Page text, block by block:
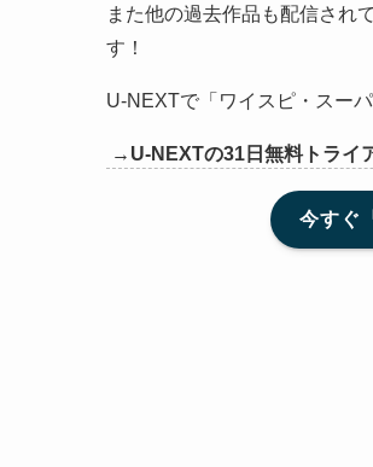
また他の過去作品も配信され
す！
U-NEXTで「ワイスピ・スー
→U-NEXTの31日無料トライ
今すぐ